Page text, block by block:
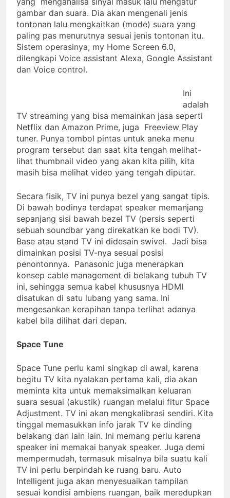
gambar dan suara. Dia akan mengenali jenis
tontonan lalu mengkaitkan (mode) suara yang
paling pas menurutnya sesuai jenis tontonan itu.
Sistem operasinya, my Home Screen 6.0,
dilengkapi Voice assistant Alexa, Google Assistant
dan Voice control.
Ini
adalah
TV streaming yang bisa memainkan jasa seperti
Netflix dan Amazon Prime, juga Freeview Play
tuner. Punya tombol pintas untuk aneka menu
program tersebut dan saat kita tengah melihat-
lihat thumbnail video yang akan kita pilih, kita
masih bisa melihat video yang tengah diputar.
Secara fisik, TV ini punya bezel yang sangat tipis.
Di bawah bodinya terdapat speaker memanjang
sepanjang sisi bawah bezel TV (persis seperti
sebuah soundbar yang direkatkan ke bodi TV).
Base atau stand TV ini didesain swivel. Jadi bisa
dimainkan posisi TV-nya sesuai posisi
penontonnya. Panasonic juga menerapkan
konsep cable management di belakang tubuh TV
ini, sehingga semua kabel khususnya HDMI
disatukan di satu lubang yang sama. Ini
mengesankan kerapihan tanpa terlihat adanya
kabel bila dilihat dari depan.
Space Tune
Space Tune perlu kami singkap di awal, karena
begitu TV kita nyalakan pertama kali, dia akan
meminta kita untuk memaksimalkan keluaran
suara sesuai (akustik) ruangan melalui fitur Space
Adjustment. TV ini akan mengkalibrasi sendiri. Kita
tinggal memasukkan info jarak TV ke dinding
belakang dan lain lain. Ini memang perlu karena
speaker ini memakai banyak speaker. Juga demi
mempermudah, termasuk misalnya bila suatu kali
TV ini perlu berpindah ke ruang baru. Auto
Intelligent juga akan menyesuaikan tampilan
sesuai kondisi ambiens ruangan, baik meredupkan